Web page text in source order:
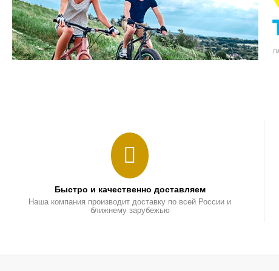
Быстро и качественно доставляем
Наша компания производит доставку по всей России и
ближнему зарубежью